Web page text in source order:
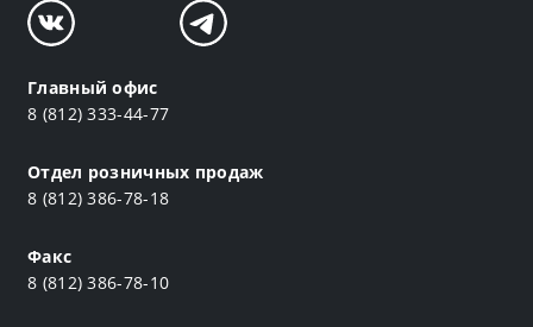
Главный офис
8 (812) 333-44-77
Отдел розничных продаж
8 (812) 386-78-18
Факс
8 (812) 386-78-10